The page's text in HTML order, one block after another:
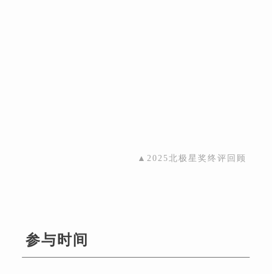
▲2025北极星奖终评回顾
参与时间